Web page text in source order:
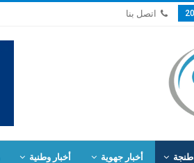
اتصل بنا
طنجة أخبار جهوية أخبار وطنية